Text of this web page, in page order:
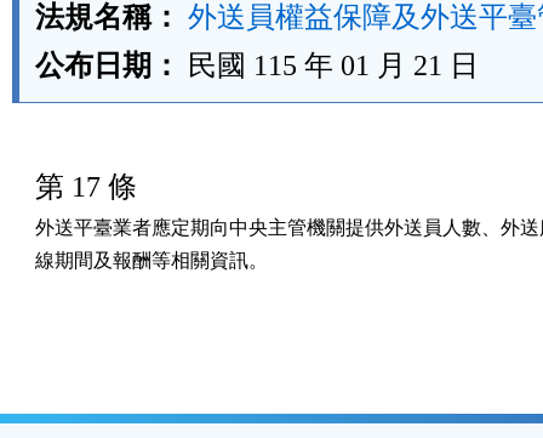
法規名稱： 外送員權益保障及外送平
公布日期：
民國 115 年 01 月 21 日
第 17 條
外送平臺業者應定期向中央主管機關提供外送員人數、外
線期間及報酬等相關資訊。